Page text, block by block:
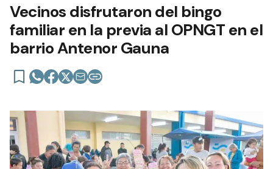
Vecinos disfrutaron del bingo
familiar en la previa al OPNGT en el
barrio Antenor Gauna